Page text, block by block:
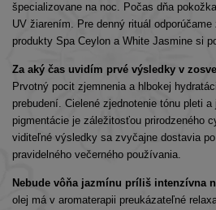
špecializovane na noc. Počas dňa
UV žiarením. Pre denný rituál
produkty Spa Ceylon a White Jasmine si
Za aký čas uvidím prvé výsledky v
Prvotný pocit zjemnenia a hlbokej
prebudení. Cielené zjednotenie tónu pleti
pigmentácie je záležitosťou prirodzeného
viditeľné výsledky sa zvyčajne dostavia
pravidelného večerného používania.
Nebude vôňa jazmínu príliš intenzívna
olej má v aromaterapii preukázateľné